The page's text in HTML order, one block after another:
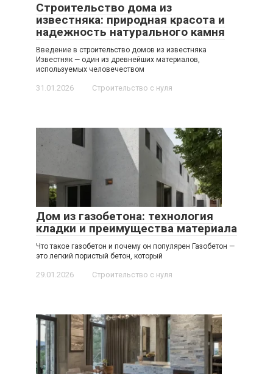
Строительство дома из
известняка: природная красота и
надежность натурального камня
Введение в строительство домов из известняка
Известняк — один из древнейших материалов,
используемых человечеством
31.01.2026 Строительство с нуля
Дом из газобетона: технология
кладки и преимущества материала
Что такое газобетон и почему он популярен Газобетон —
это легкий пористый бетон, который
29.01.2026 Строительство с нуля